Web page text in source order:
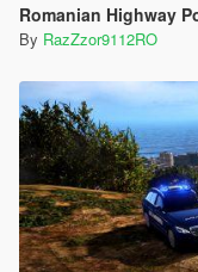
Romanian Highway
By RazZzor9112RO